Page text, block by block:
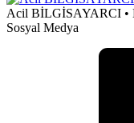
Acil BİLGİSAYARCI •
Sosyal Medya